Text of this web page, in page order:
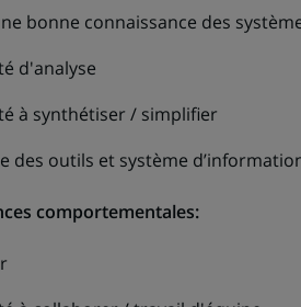
bonne connaissance des
d'analyse
à synthétiser / simplifier
des outils et système
comportementales: